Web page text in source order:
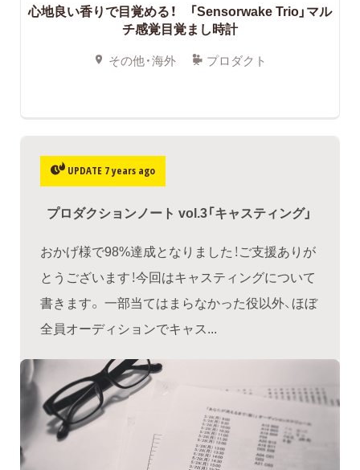
心地良い香りで目覚める！ 「Sensorwake Trio」マル
チ感覚目覚まし時計
その他・海外 プロダクト
UPDATE 7 years ago
プロダクションノート vol.3「キャスティング」
おかげ様で98%達成となりました！ご支援ありが
とうございます！今回はキャスティングについて
書きます。 一部当てはまらなかった役以外、ほぼ
全員オーディションでキャス...